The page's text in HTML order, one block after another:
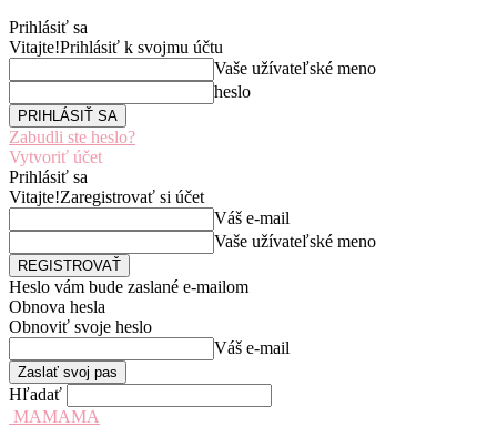
Prihlásiť sa
Vitajte!Prihlásiť k svojmu účtu
Vaše užívateľské meno
heslo
Zabudli ste heslo?
Vytvoriť účet
Prihlásiť sa
Vitajte!Zaregistrovať si účet
Váš e-mail
Vaše užívateľské meno
Heslo vám bude zaslané e-mailom
Obnova hesla
Obnoviť svoje heslo
Váš e-mail
Hľadať
MAMAMA